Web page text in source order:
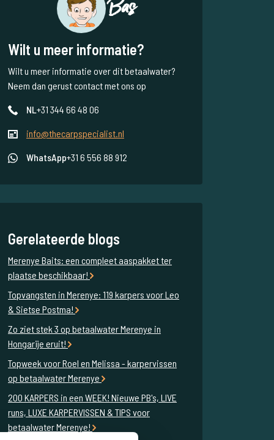
Bas
Wilt u meer informatie?
Wilt u meer informatie over dit betaalwater?
Neem dan gerust contact met ons op
NL +31 344 66 48 06
info@thecarpspecialist.nl
WhatsApp+31 6 556 88 912
Gerelateerde blogs
Merenye Baits: een compleet aaspakket ter
plaatse beschikbaar!
Topvangsten in Merenye: 119 karpers voor Leo
& Sietse Postma!
Zo ziet stek 3 op betaalwater Merenye in
Hongarije eruit!
Topweek voor Roel en Melissa - karpervissen
op betaalwater Merenye
200 KARPERS in een WEEK! Nieuwe PB's, LIVE
runs, LUXE KARPERVISSEN & TIPS voor
betaalwater Merenye!